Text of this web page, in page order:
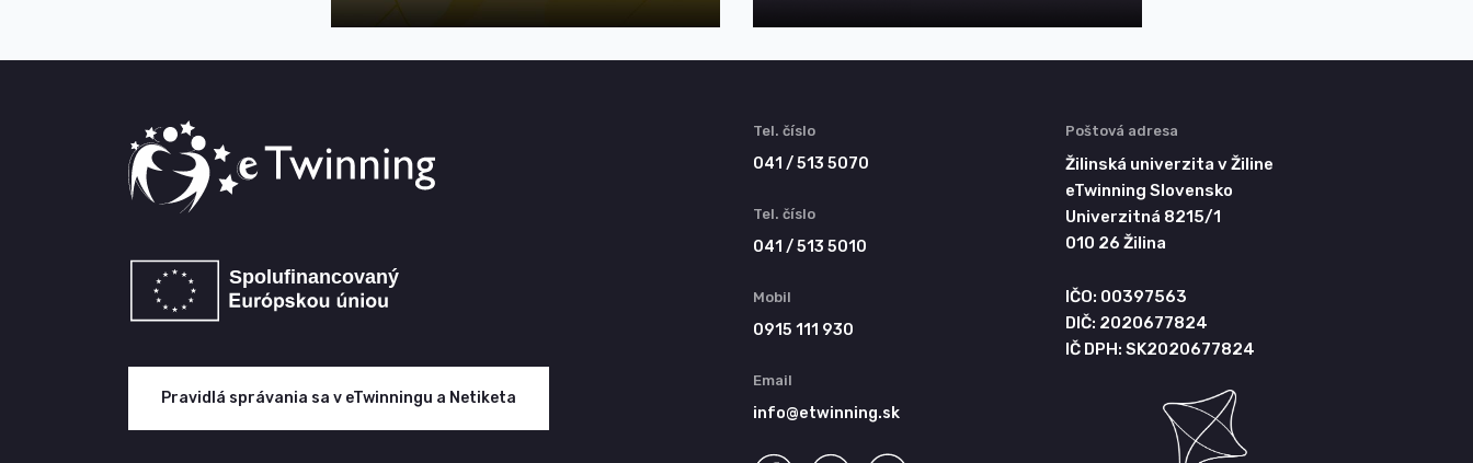
Pravidlá správania sa v eTwinningu a Netiketa
Tel. číslo
041 / 513 5070
Tel. číslo
041 / 513 5010
Mobil
0915 111 930
Email
info@etwinning.sk
Poštová adresa
Žilinská univerzita v Žiline
eTwinning Slovensko
Univerzitná 8215/1
010 26 Žilina
IČO: 00397563
DIČ: 2020677824
IČ DPH: SK2020677824